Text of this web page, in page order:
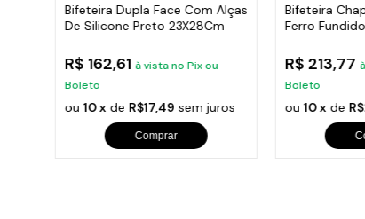
Bifeteira Dupla Face Com Alças
De Silicone Preto 23X28Cm
R$ 162,61 à vista no Pix ou
Boleto
ou10 x de R$17,49 sem juros
Comprar
Bifeteira
Ferro
R$ 213,77
Boleto
ou10 x de